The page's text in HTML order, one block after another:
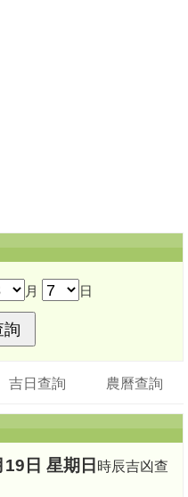
月 日
吉日查詢 農曆查詢
日 星期日 時辰吉凶查